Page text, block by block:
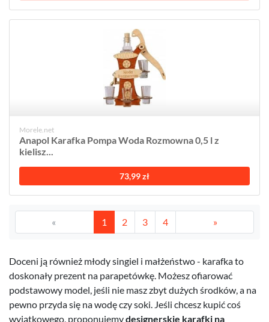
Morele.net
Anapol Karafka Pompa Woda Rozmowna 0,5 l z
kielisz...
73,99 zł
« 1 2 3 4 »
Doceni ją również młody singiel i małżeństwo - karafka to
doskonały prezent na parapetówkę. Możesz ofiarować
podstawowy model, jeśli nie masz zbyt dużych środków, a na
pewno przyda się na wodę czy soki. Jeśli chcesz kupić coś
wyjątkowego, proponujemydesignerskie karafki na